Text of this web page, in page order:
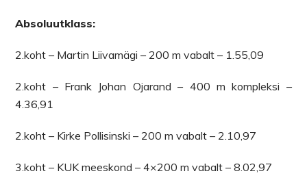
Absoluutklass:
2.koht – Martin Liivamägi – 200 m vabalt – 1.55,09
2.koht – Frank Johan Ojarand – 400 m kompleksi –
4.36,91
2.koht – Kirke Pollisinski – 200 m vabalt – 2.10,97
3.koht – KUK meeskond – 4×200 m vabalt – 8.02,97